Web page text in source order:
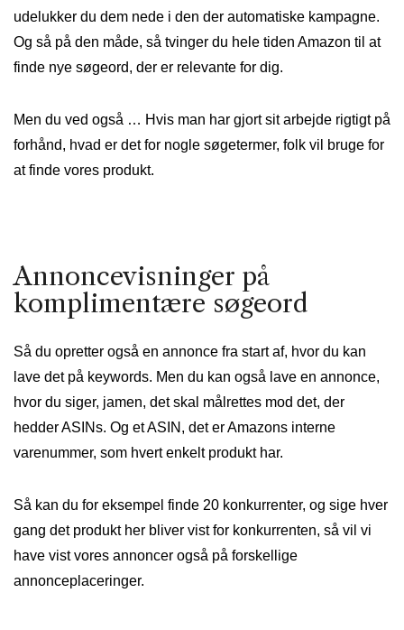
udelukker du dem nede i den der automatiske kampagne.
Og så på den måde, så tvinger du hele tiden Amazon til at
finde nye søgeord, der er relevante for dig.
Men du ved også … Hvis man har gjort sit arbejde rigtigt på
forhånd, hvad er det for nogle søgetermer, folk vil bruge for
at finde vores produkt.
Annoncevisninger på
komplimentære søgeord
Så du opretter også en annonce fra start af, hvor du kan
lave det på keywords. Men du kan også lave en annonce,
hvor du siger, jamen, det skal målrettes mod det, der
hedder ASINs. Og et ASIN, det er Amazons interne
varenummer, som hvert enkelt produkt har.
Så kan du for eksempel finde 20 konkurrenter, og sige hver
gang det produkt her bliver vist for konkurrenten, så vil vi
have vist vores annoncer også på forskellige
annonceplaceringer.